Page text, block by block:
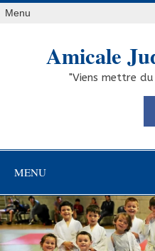
Skip
toMenu
Amicale
"Viens mettre
MENU